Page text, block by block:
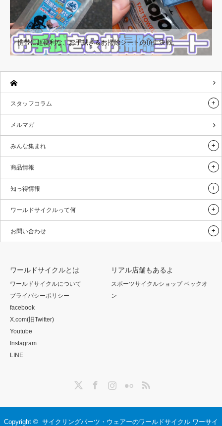
携帯に超便利な、お手拭き＆お掃除シートの頂上決戦。
スタッフコラム
メルマガ
みんな集まれ
商品情報
知っ得情報
ワールドサイクルって何
お問い合わせ
ワールドサイクルとは
ワールドサイクルについて
プライバシーポリシー
facebook
X.com(旧Twitter)
Youtube
Instagram
LINE
リアル店舗もあるよ
スポーツサイクルショップ ベックオ
ン
InstagramFlickr RSS
Copyright © サイクリングパーツ・ウェアーのワールドサイクル ワーサイ